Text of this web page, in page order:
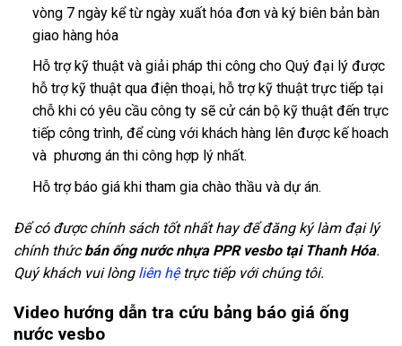
vòng 7 ngày kể từ ngày xuất hóa đơn và ký biên bản bàn
giao hàng hóa
Hỗ trợ kỹ thuật và giải pháp thi công cho Quý đại lý được
hỗ trợ kỹ thuật qua điện thoại, hỗ trợ kỹ thuật trực tiếp tại
chỗ khi có yêu cầu công ty sẽ cử cán bộ kỹ thuật đến trực
tiếp công trình, để cùng với khách hàng lên được kế hoach
và phương án thi công hợp lý nhất.
Hỗ trợ báo giá khi tham gia chào thầu và dự án.
Để có được chính sách tốt nhất hay để đăng ký làm đại lý
chính thứcbán ống nước nhựa PPR vesbo tại Thanh Hóa.
Quý khách vui lòng liên hệtrực tiếp với chúng tôi.
Video hướng dẫn tra cứu bảng báo giá ống
nước vesbo